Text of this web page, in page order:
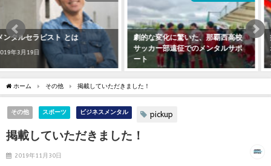
劇的な変化に驚いた、那覇西高校
サッカー部遠征でのメンタルサポ
病院での「原因はストレスです
ね」の前に！
2019年7月8日
ホーム その他 掲載していただきました！
その他 スポーツ ビジネスメンタル pickup
掲載していただきました！
2019年11月30日